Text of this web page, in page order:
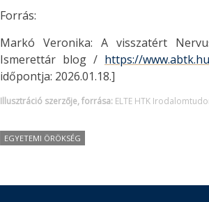
Forrás:
Markó Veronika: A visszatért
Ismerettár blog / https://
időpontja: 2026.01.18.]
Illusztráció szerzője, forrása: ELTE HTK
EGYETEMI ÖRÖKSÉG